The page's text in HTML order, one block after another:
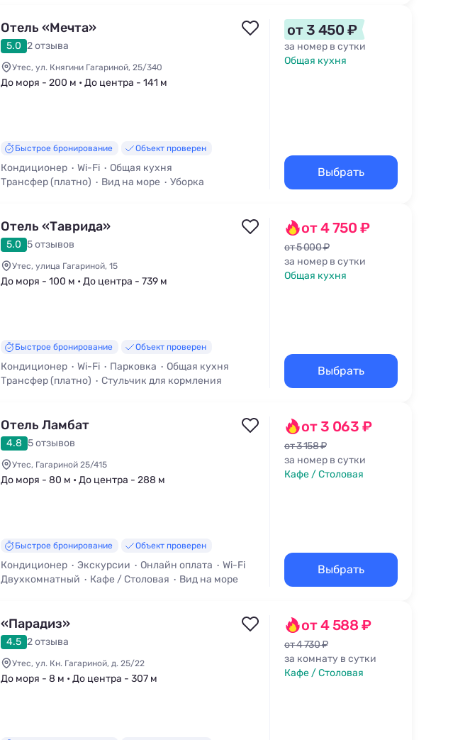
Отель «Мечта»
5.0 2 отзыва
Утес, ул. Княгини Гагариной, 25/340
До моря - 200 м • До центра - 141 м
Быстрое бронирование Объект проверен
Кондиционер Wi-Fi
Общая кухня
Трансфер (платно)
Вид на море
Уборка
от 3 450 ₽
за номер в сутки
Общая кухня
Выбрать
Отель «Таврида»
5.0 5 отзывов
Утес, улица Гагариной, 15
До моря - 100 м • До центра - 739 м
Быстрое бронирование Объект проверен
Кондиционер Wi-Fi Парковка
Общая кухня
Трансфер (платно)
Стульчик для кормления
от 4 750 ₽
от 5 000 ₽
за номер в сутки
Общая кухня
Выбрать
Отель Ламбат
4.8 5 отзывов
Утес, Гагариной 25/415
До моря - 80 м • До центра - 288 м
Быстрое бронирование Объект проверен
Кондиционер Экскурсии Онлайн оплата
Wi-Fi
Двухкомнатный
Кафе / Столовая Вид на море
от 3 063 ₽
от 3 158 ₽
за номер в сутки
Кафе / Столовая
Выбрать
«Парадиз»
4.5 2 отзыва
Утес, ул. Кн. Гагариной, д. 25/22
До моря - 8 м • До центра - 307 м
от 4 588 ₽
от 4 730 ₽
за комнату в сутки
Кафе / Столовая